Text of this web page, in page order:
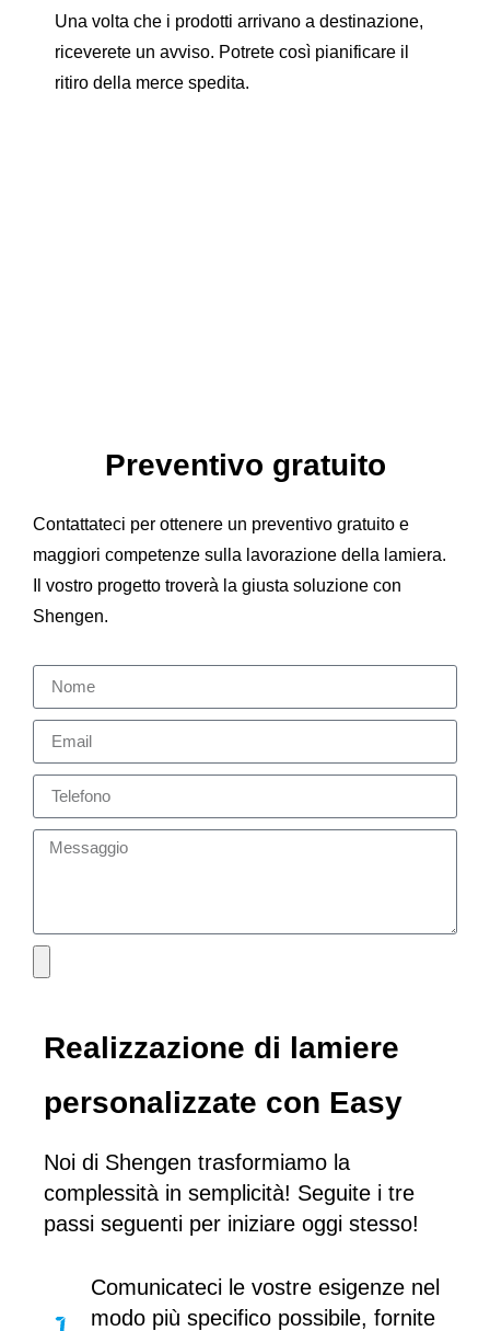
Una volta che i prodotti arrivano a destinazione,
riceverete un avviso. Potrete così pianificare il
ritiro della merce spedita.
Preventivo gratuito
Contattateci per ottenere un preventivo gratuito e
maggiori competenze sulla lavorazione della lamiera.
Il vostro progetto troverà la giusta soluzione con
Shengen.
Realizzazione di lamiere
personalizzate con Easy
Noi di Shengen trasformiamo la
complessità in semplicità! Seguite i tre
passi seguenti per iniziare oggi stesso!
Comunicateci le vostre esigenze nel
modo più specifico possibile, fornite